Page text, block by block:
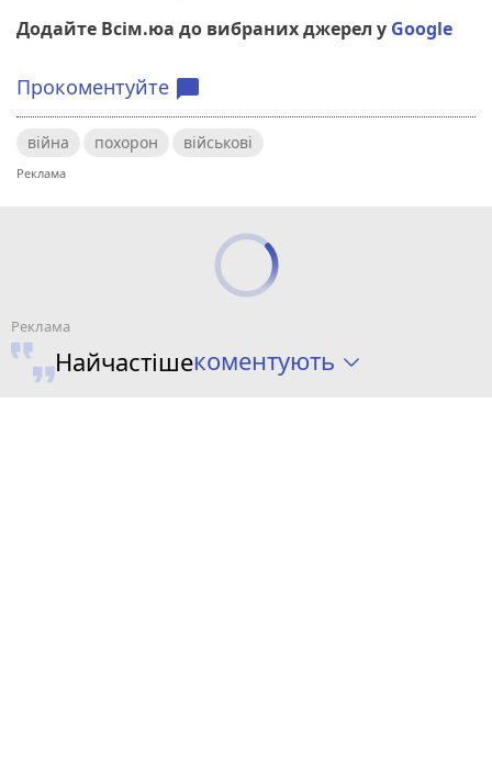
Додайте Всім.юа до вибраних джерел у Google
Прокоментуйте chat_bubble
війна похорон військові
Найчастішекоментують